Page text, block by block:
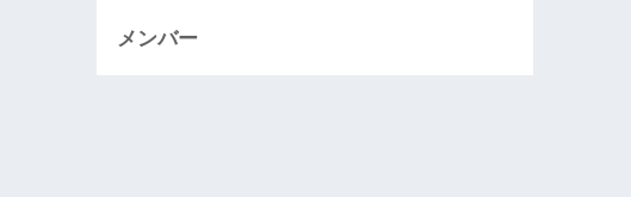
メンバー